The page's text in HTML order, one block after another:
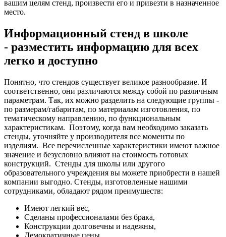
вашим целям стенд, произвести его и привезти в назначенное
место.
Информационный стенд в школе
- разместить информацию для всех
легко и доступно
Понятно, что стендов существует великое разнообразие. И
соответственно, они различаются между собой по различным
параметрам. Так, их можно разделить на следующие группы -
по размерам/габаритам, по материалам изготовления, по
тематическому направлению, по функциональным
характеристикам. Поэтому, когда вам необходимо заказать
стенды, уточняйте у производителя все моменты по
изделиям. Все перечисленные характеристики имеют важное
значение и безусловно влияют на стоимость готовых
конструкций. Стенды для школы или другого
образовательного учреждения вы можете приобрести в нашей
компании выгодно. Стенды, изготовленные нашими
сотрудниками, обладают рядом преимуществ:
Имеют легкий вес,
Сделаны профессионалами без брака,
Конструкции долговечны и надежны,
Демократичные цены,